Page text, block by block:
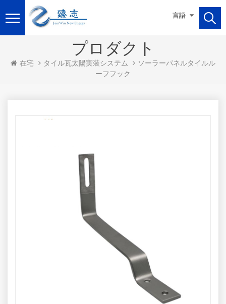
言語
プロダクト
在宅 タイル瓦太陽実装システム
ソーラーパネルタイルル
ーフフック